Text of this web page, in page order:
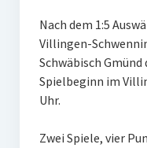
Vereinsheim
Hockey Shirts
Nach dem 1:5
Villingen-
Schwäbisch
Spielbeginn im
Uhr.
Zwei Spiele, vier